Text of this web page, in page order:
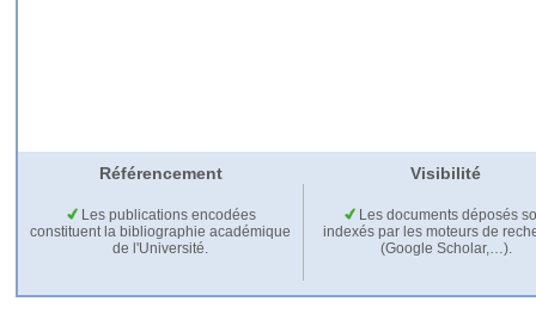
Référencement Visibilité
Les publications encodées
constituent la bibliographie académique
de l'Université.
Les documents déposés
indexés par les moteurs de
(Google Scholar,…).